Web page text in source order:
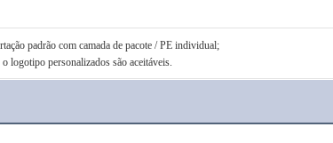
padrão com camada de pacote / PE individual;
o logotipo personalizados são aceitáveis.